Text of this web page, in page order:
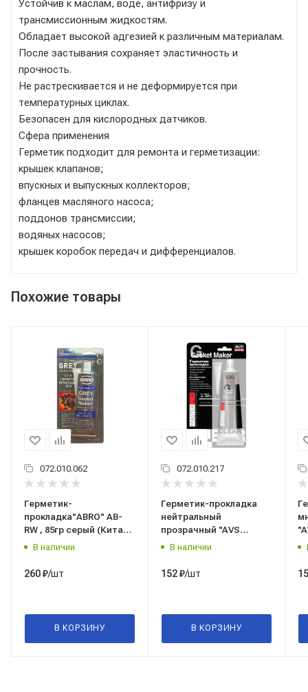
Устойчив к маслам, воде, антифризу и
трансмиссионным жидкостям.
Обладает высокой адгезией к различным материалам.
После застывания сохраняет эластичность и
прочность.
Не растрескивается и не деформируется при
температурных циклах.
Безопасен для кислородных датчиков.
Сфера применения
Герметик подходит для ремонта и герметизации:
крышек клапанов;
впускных и выпускных коллекторов;
фланцев масляного насоса;
поддонов трансмиссии;
водяных насосов;
крышек коробок передач и дифференциалов.
Похожие товары
072.010.062
Герметик-
прокладка"ABRO" AB-
RW , 85гр серый (Китай)
(абро)
В наличии
260₽/шт
В КОРЗИНУ
072.010.217
Герметик-прокладка
нейтральный
прозрачный "AVS
MasterPro " 85 мл. AVK-
В наличии
152₽/шт
В КОРЗИНУ